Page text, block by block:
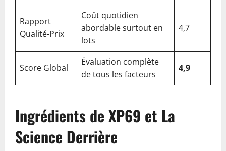
Rapport
Qualité-Prix
Coût quotidien
abordable surtout en
lots
4,7
Score Global
Évaluation complète
de tous les facteurs
4,9
Ingrédients de XP69 et La
Science Derrière